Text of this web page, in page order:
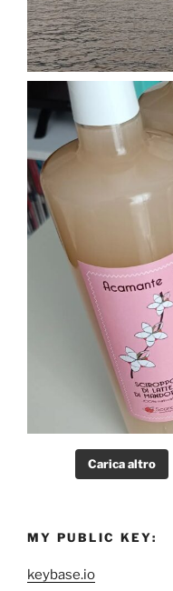
Carica altro
MY PUBLIC KEY:
keybase.io